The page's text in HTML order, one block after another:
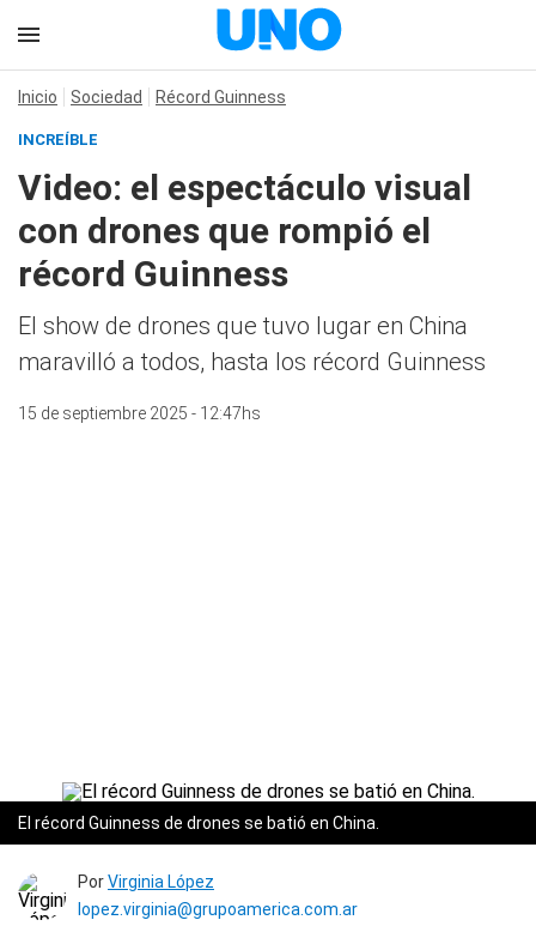
Inicio Sociedad Récord Guinness
INCREÍBLE
Video: el espectáculo visual
con drones que rompió el
récord Guinness
El show de drones que tuvo lugar en China
maravilló a todos, hasta los récord Guinness
15 de septiembre 2025 - 12:47hs
El récord Guinness de drones se batió en China.
PorVirginia López
lopez.virginia@grupoamerica.com.ar